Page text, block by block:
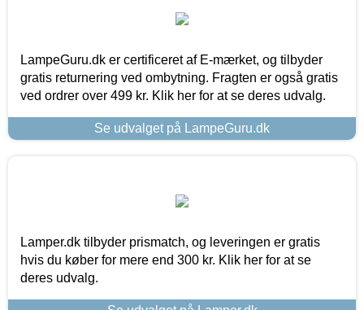
LampeGuru.dk er certificeret af E-mærket, og tilbyder
gratis returnering ved ombytning. Fragten er også gratis
ved ordrer over 499 kr. Klik her for at se deres udvalg.
Se udvalget på LampeGuru.dk
Lamper.dk tilbyder prismatch, og leveringen er gratis
hvis du køber for mere end 300 kr. Klik her for at se
deres udvalg.